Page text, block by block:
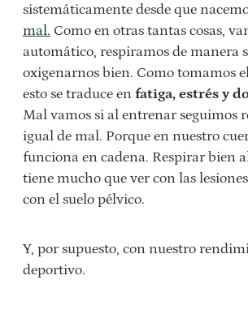
sistemáticamente desde que
mal. Como en otras tantas cosas,
automático, respiramos de manera
oxigenarnos bien. Como tomamos
esto se traduce en fatiga, estrés y
Mal vamos si al entrenar seguimos
igual de mal. Porque en nuestro
funciona en cadena. Respirar bien
tiene mucho que ver con las
con el suelo pélvico.
Y, por supuesto, con nuestro
deportivo.